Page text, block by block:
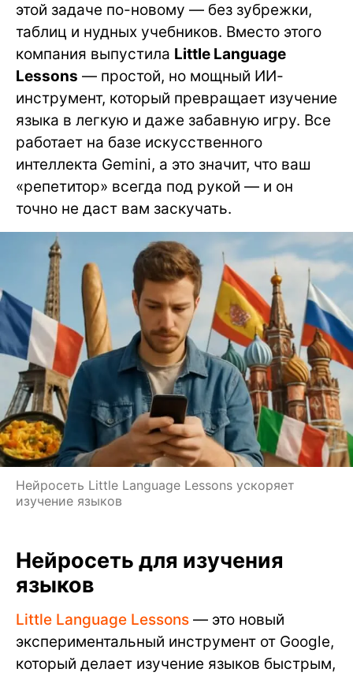
этой задаче по-новому — без зубрежки,
таблиц и нудных учебников. Вместо этого
компания выпустила Little Language
Lessons — простой, но мощный ИИ-
инструмент, который превращает изучение
языка в легкую и даже забавную игру. Все
работает на базе искусственного
интеллекта Gemini, а это значит, что ваш
«репетитор» всегда под рукой — и он
точно не даст вам заскучать.
Нейросеть Little Language Lessons ускоряет
изучение языков
Нейросеть для изучения
языков
Little Language Lessons — это новый
экспериментальный инструмент от Google,
который делает изучение языков быстрым,